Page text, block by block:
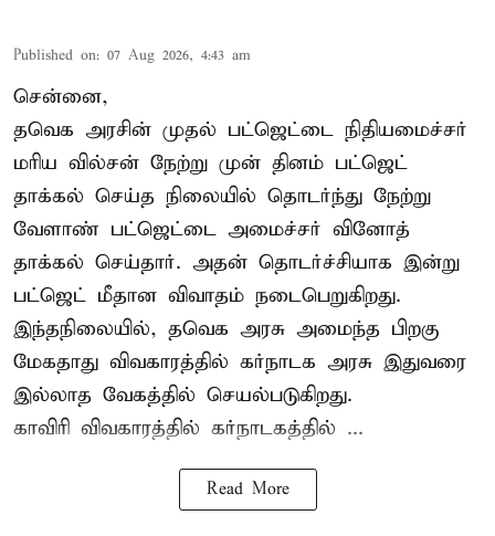
Published on: 07 Aug 2026, 4:43 am
சென்னை,
தவெக அரசின் முதல் பட்ஜெட்டை நிதியமைச்சர்
மரிய வில்சன் நேற்று முன் தினம் பட்ஜெட்
தாக்கல் செய்த நிலையில் தொடர்ந்து நேற்று
வேளாண் பட்ஜெட்டை அமைச்சர் வினோத்
தாக்கல் செய்தார். அதன் தொடர்ச்சியாக இன்று
பட்ஜெட் மீதான விவாதம் நடைபெறுகிறது.
இந்தநிலையில், தவெக அரசு அமைந்த பிறகு
மேகதாது விவகாரத்தில் கர்நாடக அரசு இதுவரை
இல்லாத வேகத்தில் செயல்படுகிறது.
காவிரி விவகாரத்தில் கர்நாடகத்தில் ...
Read More